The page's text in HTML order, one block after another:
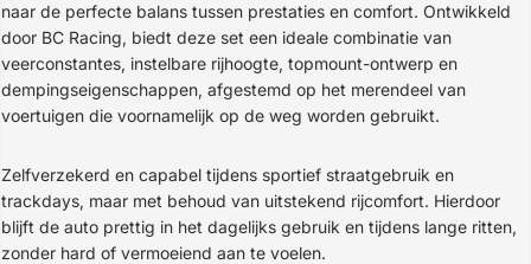
naar de perfecte balans tussen prestaties en comfort. Ontwikkeld
door BC Racing, biedt deze set een ideale combinatie van
veerconstantes, instelbare rijhoogte, topmount-ontwerp en
dempingseigenschappen, afgestemd op het merendeel van
voertuigen die voornamelijk op de weg worden gebruikt.
Zelfverzekerd en capabel tijdens sportief straatgebruik en
trackdays, maar met behoud van uitstekend rijcomfort. Hierdoor
blijft de auto prettig in het dagelijks gebruik en tijdens lange ritten,
zonder hard of vermoeiend aan te voelen.